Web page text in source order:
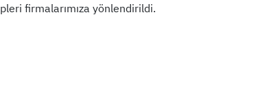
firmalarımıza yönlendirildi.